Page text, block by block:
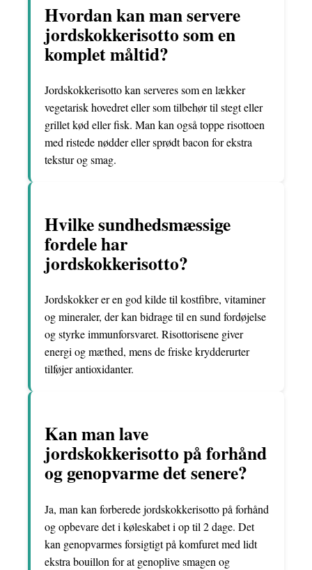
Hvordan kan man servere
jordskokkerisotto som en
komplet måltid?
Jordskokkerisotto kan serveres som en lækker
vegetarisk hovedret eller som tilbehør til stegt eller
grillet kød eller fisk. Man kan også toppe risottoen
med ristede nødder eller sprødt bacon for ekstra
tekstur og smag.
Hvilke sundhedsmæssige
fordele har
jordskokkerisotto?
Jordskokker er en god kilde til kostfibre, vitaminer
og mineraler, der kan bidrage til en sund fordøjelse
og styrke immunforsvaret. Risottorisene giver
energi og mæthed, mens de friske krydderurter
tilføjer antioxidanter.
Kan man lave
jordskokkerisotto på forhånd
og genopvarme det senere?
Ja, man kan forberede jordskokkerisotto på forhånd
og opbevare det i køleskabet i op til 2 dage. Det
kan genopvarmes forsigtigt på komfuret med lidt
ekstra bouillon for at genoplive smagen og